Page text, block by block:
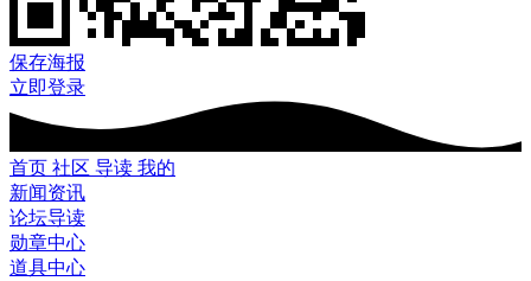
保存海报
立即登录
首页 社区 导读 我的
新闻资讯
论坛导读
勋章中心
道具中心